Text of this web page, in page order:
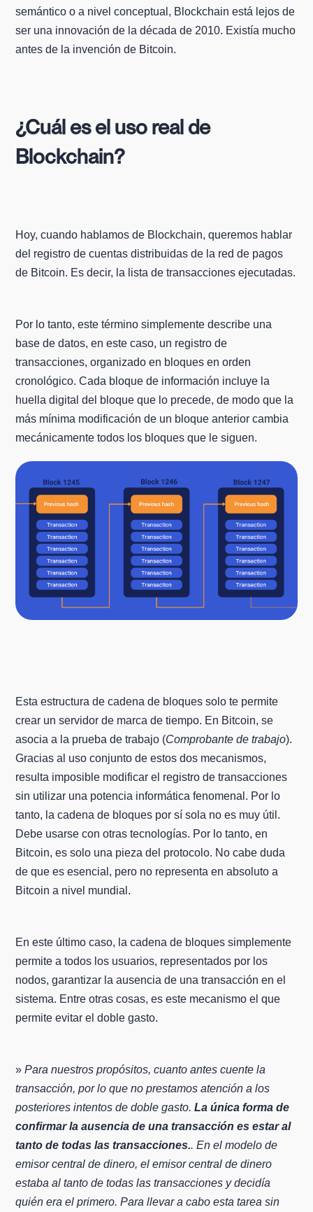
semántico o a nivel conceptual, Blockchain está lejos de
ser una innovación de la década de 2010. Existía mucho
antes de la invención de Bitcoin.
¿Cuál es el uso real de
Blockchain?
Hoy, cuando hablamos de Blockchain, queremos hablar
del registro de cuentas distribuidas de la red de pagos
de Bitcoin. Es decir, la lista de transacciones ejecutadas.
Por lo tanto, este término simplemente describe una
base de datos, en este caso, un registro de
transacciones, organizado en bloques en orden
cronológico. Cada bloque de información incluye la
huella digital del bloque que lo precede, de modo que la
más mínima modificación de un bloque anterior cambia
mecánicamente todos los bloques que le siguen.
Esta estructura de cadena de bloques solo te permite
crear un servidor de marca de tiempo. En Bitcoin, se
asocia a la prueba de trabajo (Comprobante de trabajo).
Gracias al uso conjunto de estos dos mecanismos,
resulta imposible modificar el registro de transacciones
sin utilizar una potencia informática fenomenal. Por lo
tanto, la cadena de bloques por sí sola no es muy útil.
Debe usarse con otras tecnologías. Por lo tanto, en
Bitcoin, es solo una pieza del protocolo. No cabe duda
de que es esencial, pero no representa en absoluto a
Bitcoin a nivel mundial.
En este último caso, la cadena de bloques simplemente
permite a todos los usuarios, representados por los
nodos, garantizar la ausencia de una transacción en el
sistema. Entre otras cosas, es este mecanismo el que
permite evitar el doble gasto.
»Para nuestros propósitos, cuanto antes cuente la
transacción, por lo que no prestamos atención a los
posteriores intentos de doble gasto.La única forma de
confirmar la ausencia de una transacción es estar al
tanto de todas las transacciones.. En el modelo de
emisor central de dinero, el emisor central de dinero
estaba al tanto de todas las transacciones y decidía
quién era el primero. Para llevar a cabo esta tarea sin